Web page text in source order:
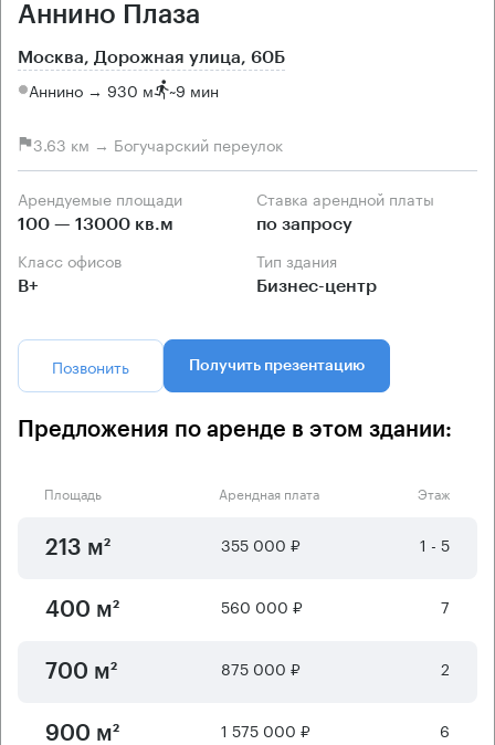
Аннино Плаза
Москва, Дорожная улица, 60Б
Аннино → 930 м ~9 мин
3.63 км → Богучарский переулок
Арендуемые площади
100 — 13000 кв.м
Ставка арендной платы
по запросу
Класс офисов
B+
Тип здания
Бизнес-центр
Позвонить Получить презентацию
Предложения по аренде в этом здании:
Площадь Арендная плата Этаж
213 м² 355 000 ₽ 1 - 5
400 м² 560 000 ₽ 7
700 м² 875 000 ₽ 2
900 м² 1 575 000 ₽ 6